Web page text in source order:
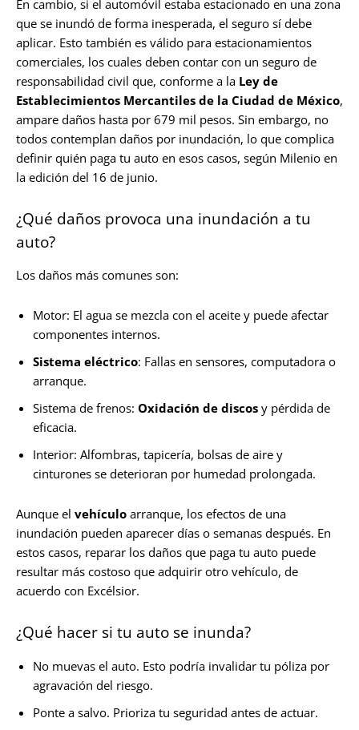
En cambio, si el automóvil estaba estacionado en una zona
que se inundó de forma inesperada, el seguro sí debe
aplicar. Esto también es válido para estacionamientos
comerciales, los cuales deben contar con un seguro de
responsabilidad civil que, conforme a la Ley de
Establecimientos Mercantiles de la Ciudad de México,
ampare daños hasta por 679 mil pesos. Sin embargo, no
todos contemplan daños por inundación, lo que complica
definir quién paga tu auto en esos casos, según Milenio en
la edición del 16 de junio.
¿Qué daños provoca una inundación a tu
auto?
Los daños más comunes son:
Motor: El agua se mezcla con el aceite y puede afectar
componentes internos.
Sistema eléctrico: Fallas en sensores, computadora o
arranque.
Sistema de frenos: Oxidación de discos y pérdida de
eficacia.
Interior: Alfombras, tapicería, bolsas de aire y
cinturones se deterioran por humedad prolongada.
Aunque el vehículo arranque, los efectos de una
inundación pueden aparecer días o semanas después. En
estos casos, reparar los daños que paga tu auto puede
resultar más costoso que adquirir otro vehículo, de
acuerdo con Excélsior.
¿Qué hacer si tu auto se inunda?
No muevas el auto. Esto podría invalidar tu póliza por
agravación del riesgo.
Ponte a salvo. Prioriza tu seguridad antes de actuar.